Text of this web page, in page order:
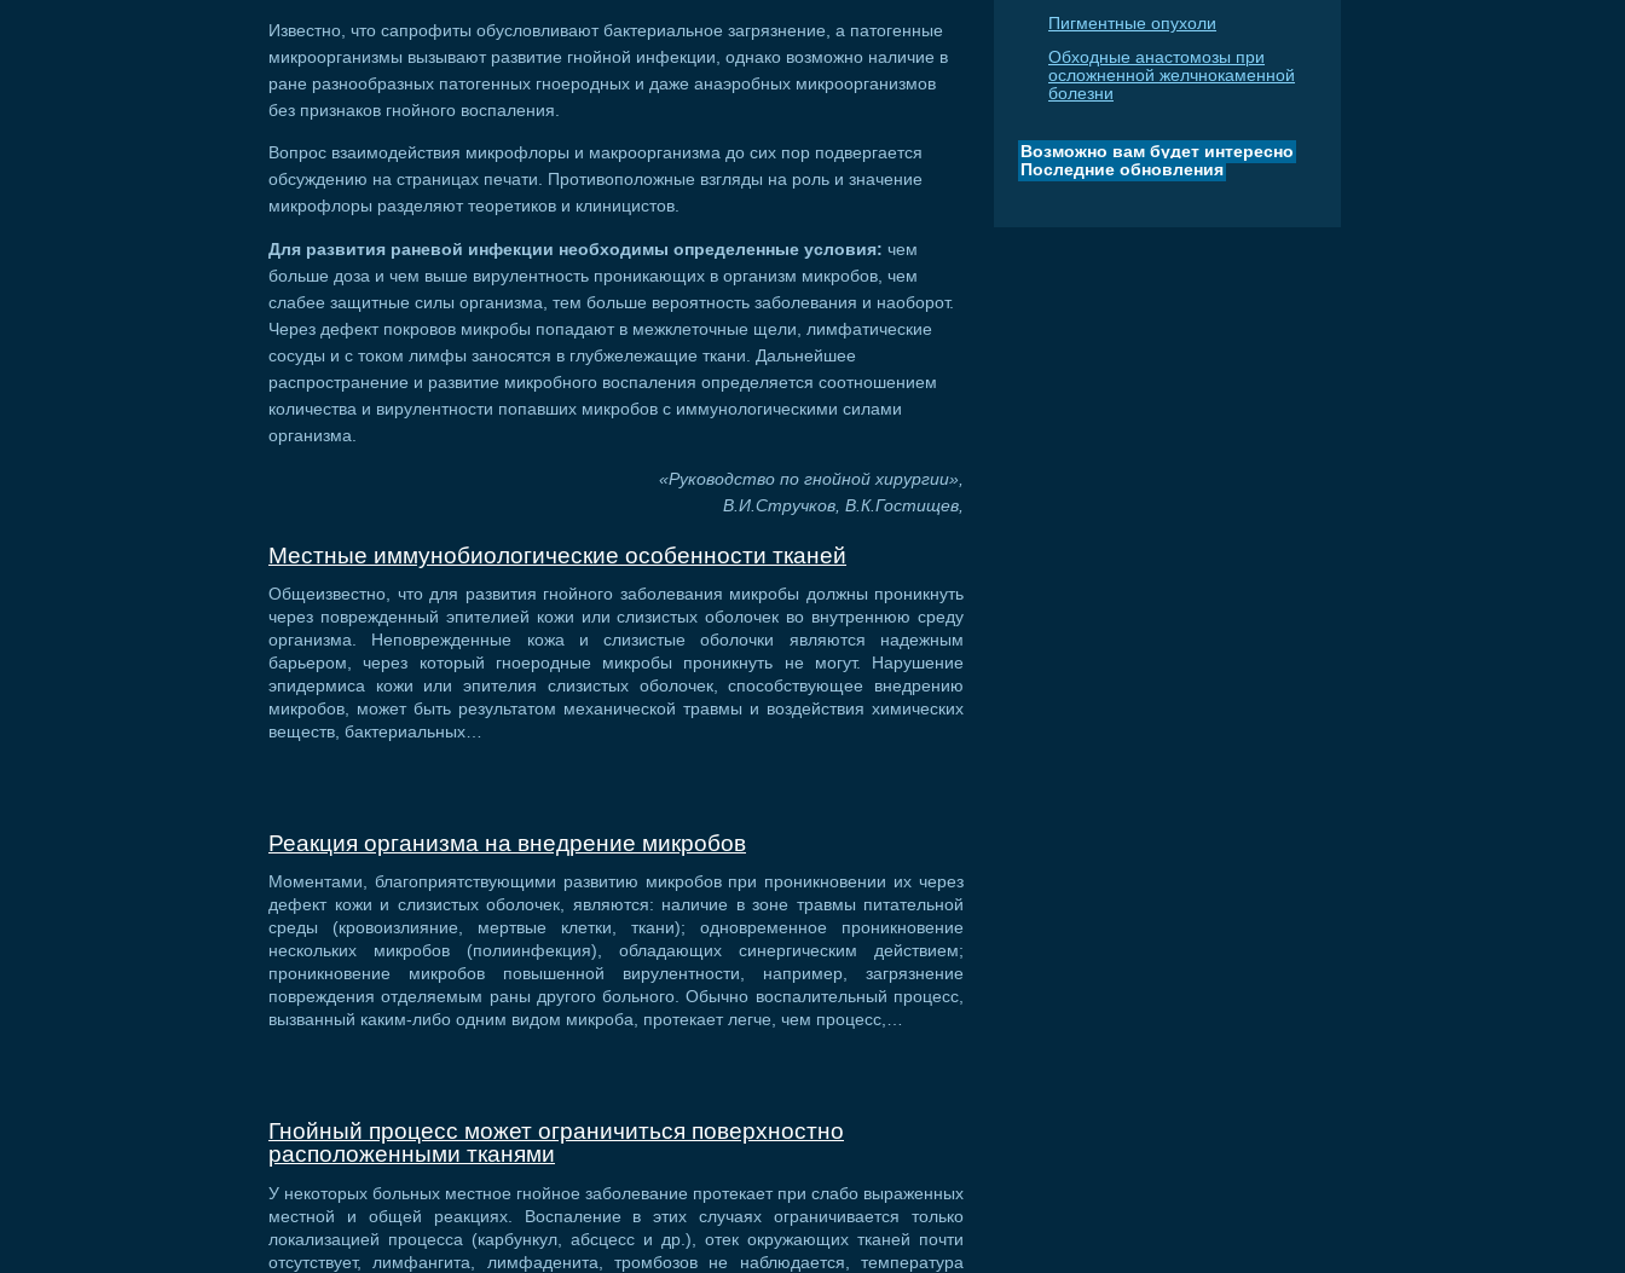
Известно, что сапрофиты обусловливают бактериальное загрязнение, а патогенные
микроорганизмы вызывают развитие гнойной инфекции, однако возможно наличие в
ране разнообразных патогенных гноеродных и даже анаэробных микроорганизмов
без признаков гнойного воспаления.
Вопрос взаимодействия микрофлоры и макроорганизма до сих пор подвергается
обсуждению на страницах печати. Противоположные взгляды на роль и значение
микрофлоры разделяют теоретиков и клиницистов.
Для развития раневой инфекции необходимы определенные условия: чем
больше доза и чем выше вирулентность проникающих в организм микробов, чем
слабее защитные силы организма, тем больше вероятность заболевания и наоборот.
Через дефект покровов микробы попадают в межклеточные щели, лимфатические
сосуды и с током лимфы заносятся в глубжележащие ткани. Дальнейшее
распространение и развитие микробного воспаления определяется соотношением
количества и вирулентности попавших микробов с иммунологическими силами
организма.
«Руководство по гнойной хирургии»,
В.И.Стручков, В.К.Гостищев,
Местные иммунобиологические особенности тканей
Общеизвестно, что для развития гнойного заболевания микробы должны проникнуть
через поврежденный эпителией кожи или слизистых оболочек во внутреннюю среду
организма. Неповрежденные кожа и слизистые оболочки являются надежным
барьером, через который гноеродные микробы проникнуть не могут. Нарушение
эпидермиса кожи или эпителия слизистых оболочек, способствующее внедрению
микробов, может быть результатом механической травмы и воздействия химических
веществ, бактериальных…
Реакция организма на внедрение микробов
Моментами, благоприятствующими развитию микробов при проникновении их через
дефект кожи и слизистых оболочек, являются: наличие в зоне травмы питательной
среды (кровоизлияние, мертвые клетки, ткани); одновременное проникновение
нескольких микробов (полиинфекция), обладающих синергическим действием;
проникновение микробов повышенной вирулентности, например, загрязнение
повреждения отделяемым раны другого больного. Обычно воспалительный процесс,
вызванный каким-либо одним видом микроба, протекает легче, чем процесс,…
Гнойный процесс может ограничиться поверхностно
расположенными тканями
У некоторых больных местное гнойное заболевание протекает при слабо выраженных
местной и общей реакциях. Воспаление в этих случаях ограничивается только
локализацией процесса (карбункул, абсцесс и др.), отек окружающих тканей почти
отсутствует, лимфангита, лимфаденита, тромбозов не наблюдается, температура
Пигментные опухоли
Обходные анастомозы при
осложненной желчнокаменной
болезни
Возможно вам будет интересно
Последние обновления